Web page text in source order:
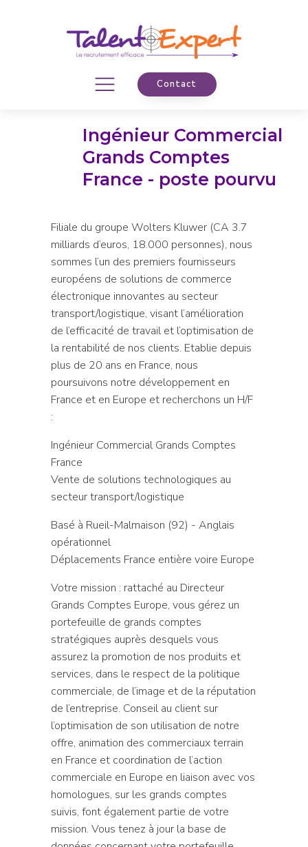
Contact
Ingénieur Commercial
Grands Comptes
France - poste pourvu
Filiale du groupe Wolters Kluwer (CA 3.7
milliards d’euros, 18.000 personnes), nous
sommes l’un des premiers fournisseurs
européens de solutions de commerce
électronique innovantes au secteur
transport/logistique, visant l’amélioration
de l’efficacité de travail et l’optimisation de
la rentabilité de nos clients. Etablie depuis
plus de 20 ans en France, nous
poursuivons notre développement en
France et en Europe et recherchons un H/F
:
Ingénieur Commercial Grands Comptes
France
Vente de solutions technologiques au
secteur transport/logistique
Basé à Rueil-Malmaison (92) - Anglais
opérationnel
Déplacements France entière voire Europe
Votre mission : rattaché au Directeur
Grands Comptes Europe, vous gérez un
portefeuille de grands comptes
stratégiques auprès desquels vous
assurez la promotion de nos produits et
services, dans le respect de la politique
commerciale, de l’image et de la réputation
de l’entreprise. Conseil au client sur
l’optimisation de son utilisation de notre
offre, animation des commerciaux terrain
en France et coordination de l’action
commerciale en Europe en liaison avec vos
homologues, sur les grands comptes
suivis, font également partie de votre
mission. Vous tenez à jour la base de